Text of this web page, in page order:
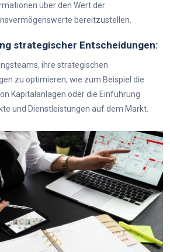
über den Wert der
bereitzustellen.
strategischer Entscheidungen:
ihre strategischen
zu optimieren, wie zum Beispiel die
Kapitalanlagen oder die Einführung
und Dienstleistungen auf dem Markt.